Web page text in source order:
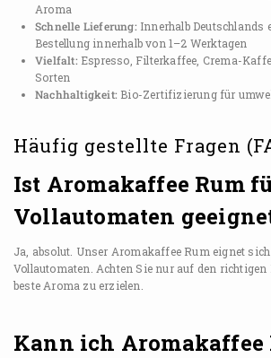
Aroma
Schnelle Lieferung: Innerhalb Deutschlands
Bestellung innerhalb von 1–2 Werktagen
Vielfalt: Espresso, Filterkaffee, Crema-
Sorten
Nachhaltigkeit: Bio-Zertifizierung für
Häufig gestellte Fragen
Ist Aromakaffee Rum
Vollautomaten
Ja, absolut. Unser Aromakaffee Rum eignet
Vollautomaten. Achten Sie nur auf den richtigen
beste Aroma zu erzielen.
Kann ich Aromakaffee